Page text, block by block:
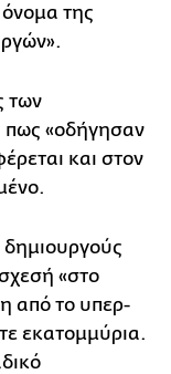
της
των
πως «οδήγησαν
και στον
«στο
από το υπερ-
εκατομμύρια.